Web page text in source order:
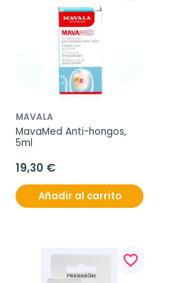
MAVALA
MavaMed Anti-hongos,
5ml
19,30 €
Añadir al carrito
favorite_border